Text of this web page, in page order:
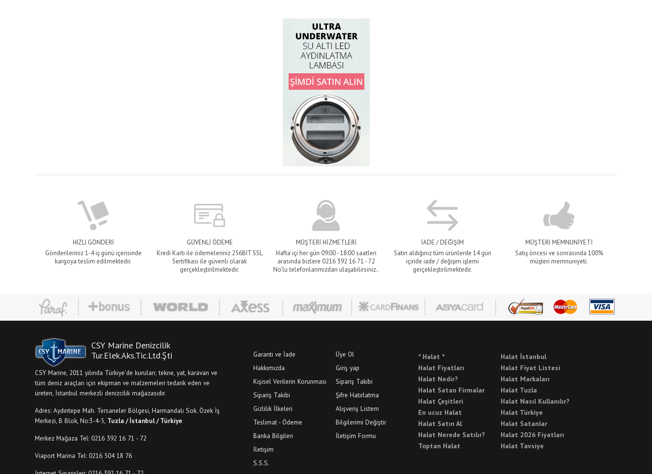
HIZLI GÖNDERİ
Gönderileriniz 1-4 iş günü içerisinde
kargoya teslim edilmektedir.
GÜVENLİ ÖDEME
Kredi Kartı ile ödemeleriniz 256BIT SSL
Sertifikası ile güvenli olarak
gerçekleştirilmektedir.
MÜŞTERİ HİZMETLERİ
Hafta içi her gün 09:00 - 18:00 saatleri
arasında bizlere 0216 392 16 71 - 72
No’lu telefonlarımızdan ulaşabilirsiniz..
İADE / DEĞİŞİM
Satın aldığınız tüm ürünlerde 14 gün
içinde iade / değişim işlemi
gerçekleştirilmektedir.
MÜŞTERİ MEMNUNİYETİ
Satış öncesi ve sonrasında 100%
müşteri memnuniyeti.
CSY Marine Denizcilik
Tur.Elek.Aks.Tic.Ltd.Şti
CSY Marine, 2011 yılında Türkiye'de kurulan; tekne, yat, karavan ve
tüm deniz araçları için ekipman ve malzemeleri tedarik eden ve
üreten, İstanbul merkezli denizcilik mağazasıdır.
Adres: Aydıntepe Mah. Tersaneler Bölgesi, Harmandalı Sok. Özek İş
Merkezi, B Blok, No:3-4-5, Tuzla / İstanbul / Türkiye
Merkez Mağaza Tel: 0216 392 16 71 - 72
Viaport Marina Tel: 0216 504 18 76
Garanti ve İade
Hakkımızda
Kişisel Verilerin Korunması
Sipariş Takibi
Gizlilik İlkeleri
Teslimat - Ödeme
Banka Bilgileri
İletişim
S.S.S.
Üye Ol
Giriş yap
Sipariş Takibi
Şifre Hatırlatma
Alışveriş Listem
Bilgilerimi Değiştir
İletişim Formu
* Halat *
Halat Fiyatları
Halat Nedir?
Halat Satan Firmalar
Halat Çeşitleri
En ucuz Halat
Halat Satın Al
Halat Nerede Satılır?
Toptan Halat
Halat İstanbul
Halat Fiyat Listesi
Halat Markaları
Halat Tuzla
Halat Nasıl Kullanılır?
Halat Türkiye
Halat Satanlar
Halat 2026 Fiyatları
Halat Tavsiye